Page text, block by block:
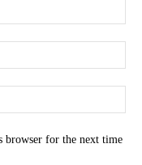
browser for the next time